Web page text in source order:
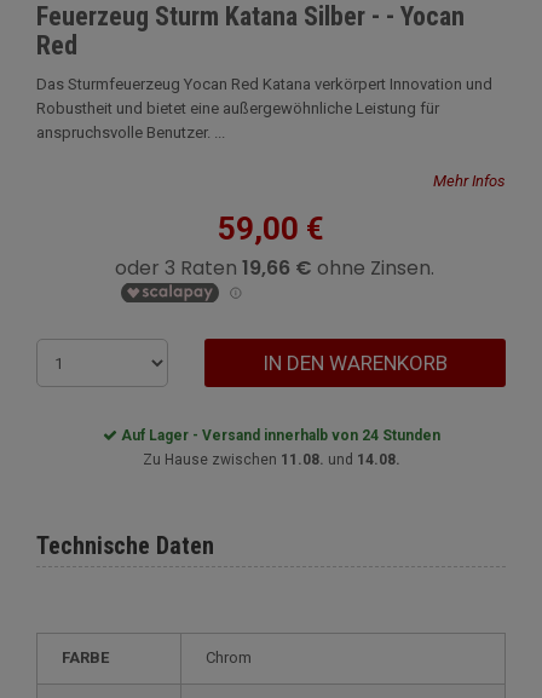
Feuerzeug Sturm Katana Silber - - Yocan
Red
Das Sturmfeuerzeug Yocan Red Katana verkörpert Innovation und
Robustheit und bietet eine außergewöhnliche Leistung für
anspruchsvolle Benutzer. ...
Mehr Infos
59,00 €
IN DEN WARENKORB
Auf Lager - Versand innerhalb von 24 Stunden
Zu Hause zwischen 11.08. und 14.08.
Technische Daten
FARBE Chrom